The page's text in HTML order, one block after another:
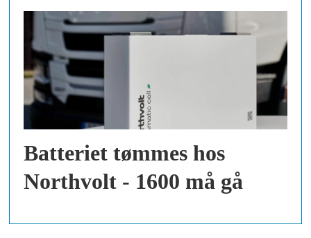
Batteriet tømmes hos
Northvolt - 1600 må gå